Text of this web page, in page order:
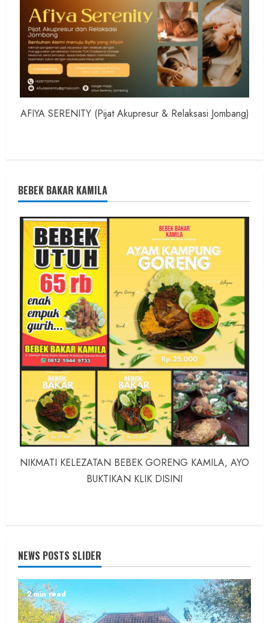
AFIYA SERENITY (Pijat Akupresur & Relaksasi Jombang)
BEBEK BAKAR KAMILA
NIKMATI KELEZATAN BEBEK GORENG KAMILA, AYO
BUKTIKAN KLIK DISINI
NEWS POSTS SLIDER
2 min read